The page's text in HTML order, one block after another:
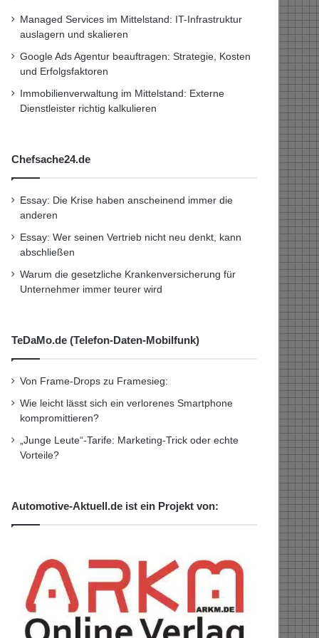
Managed Services im Mittelstand: IT-Infrastruktur
auslagern und skalieren
Google Ads Agentur beauftragen: Strategie, Kosten
und Erfolgsfaktoren
Immobilienverwaltung im Mittelstand: Externe
Dienstleister richtig kalkulieren
Chefsache24.de
Essay: Die Krise haben anscheinend immer die
anderen
Essay: Wer seinen Vertrieb nicht neu denkt, kann
abschließen
Warum die gesetzliche Krankenversicherung für
Unternehmer immer teurer wird
TeDaMo.de (Telefon-Daten-Mobilfunk)
Von Frame-Drops zu Framesieg:
Wie leicht lässt sich ein verlorenes Smartphone
kompromittieren?
„Junge Leute“-Tarife: Marketing-Trick oder echte
Vorteile?
Automotive-Aktuell.de ist ein Projekt von: